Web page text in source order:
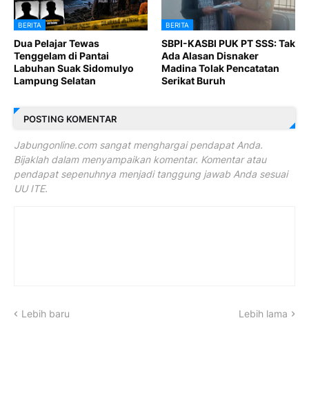
BERITA
Dua Pelajar Tewas
Tenggelam di Pantai
Labuhan Suak Sidomulyo
Lampung Selatan
BERITA
SBPI-KASBI PUK PT SSS: Tak
Ada Alasan Disnaker
Madina Tolak Pencatatan
Serikat Buruh
POSTING KOMENTAR
Jabungonline.com sangat menghargai pendapat Anda.
Bijaklah dalam menyampaikan komentar. Komentar atau
pendapat sepenuhnya menjadi tanggung jawab Anda sesuai
UU ITE.
Lebih baru Lebih lama